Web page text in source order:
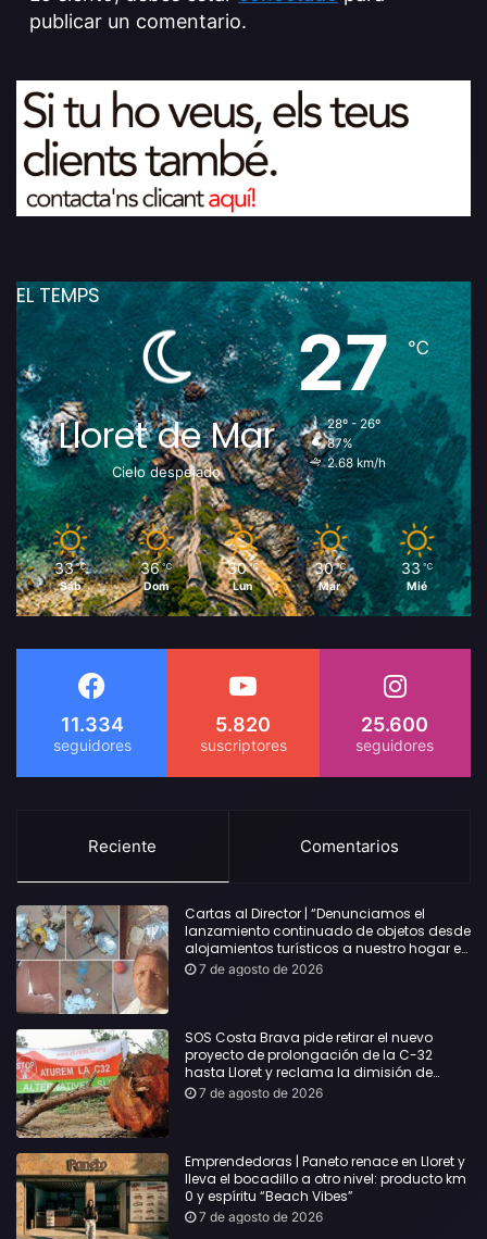
publicar un comentario.
EL TEMPS
Lloret de Mar
Cielo despejado
27℃
28º - 26º
87%
2.68 km/h
33 ℃
Sáb
36 ℃
Dom
30 ℃
Lun
30 ℃
Mar
33 ℃
Mié
11.334 5.820 25.600
Reciente Comentarios
Cartas al Director | “Denunciamos el
lanzamiento continuado de objetos desde
alojamientos turísticos a nuestro hogar en
Lloret: Podría haber causado una
7 de agosto de 2026
SOS Costa Brava pide retirar el nuevo
proyecto de prolongación de la C-32
hasta Lloret y reclama la dimisión de
Sílvia Paneque
7 de agosto de 2026
Emprendedoras | Paneto renace en Lloret y
lleva el bocadillo a otro nivel: producto km
0 y espíritu “Beach Vibes”
7 de agosto de 2026